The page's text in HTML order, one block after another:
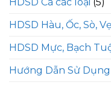
HDSD Hàu, Ốc, Sò,
HDSD Mực, Bạch
Hướng Dẫn Sử Dụng